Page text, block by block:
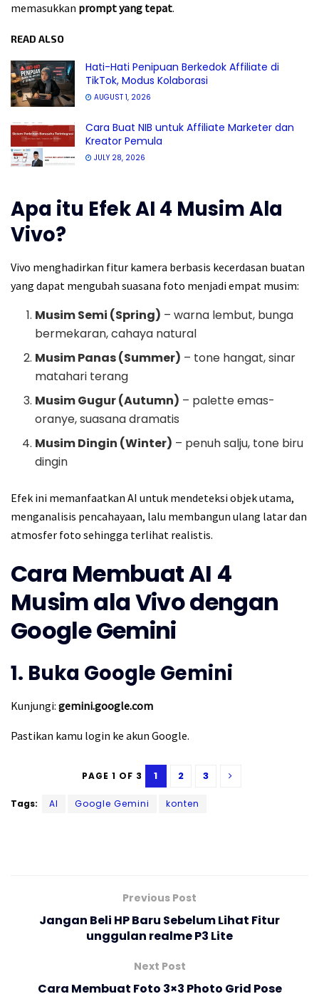
memasukkan prompt yang tepat.
READ ALSO
Hati-Hati Penipuan Berkedok Affiliate di
TikTok, Modus Kolaborasi
AUGUST 1, 2026
Cara Buat NIB untuk Affiliate Marketer dan
Kreator Pemula
JULY 28, 2026
Apa itu Efek AI 4 Musim Ala
Vivo?
Vivo menghadirkan fitur kamera berbasis kecerdasan buatan
yang dapat mengubah suasana foto menjadi empat musim:
Musim Semi (Spring) – warna lembut, bunga
bermekaran, cahaya natural
Musim Panas (Summer) – tone hangat, sinar
matahari terang
Musim Gugur (Autumn) – palette emas-
oranye, suasana dramatis
Musim Dingin (Winter) – penuh salju, tone biru
dingin
Efek ini memanfaatkan AI untuk mendeteksi objek utama,
menganalisis pencahayaan, lalu membangun ulang latar dan
atmosfer foto sehingga terlihat realistis.
Cara Membuat AI 4
Musim ala Vivo dengan
Google Gemini
1. Buka Google Gemini
Kunjungi: gemini.google.com
Pastikan kamu login ke akun Google.
PAGE 1 OF 3 1 2 3
Tags: AI Google Gemini konten
Previous Post
Jangan Beli HP Baru Sebelum Lihat Fitur
unggulan realme P3 Lite
Next Post
Cara Membuat Foto 3×3 Photo Grid Pose